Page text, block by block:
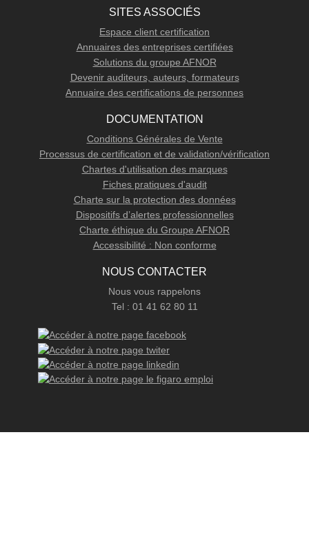
SITES ASSOCIÉS
Espace client certification
Annuaires des entreprises certifiées
Solutions du groupe AFNOR
Devenir auditeurs, auteurs, formateurs
Annuaire des certifications de personnes
DOCUMENTATION
Conditions Générales de Vente
Processus de certification et de validation/vérification
Chartes d'utilisation des marques
Fiches pratiques d'audit
Charte sur la protection des données
Dispositifs d’alertes professionnelles
Charte éthique du Groupe AFNOR
Accessibilité : Non conforme
NOUS CONTACTER
Nous vous rappelons
Tel : 01 41 62 80 11